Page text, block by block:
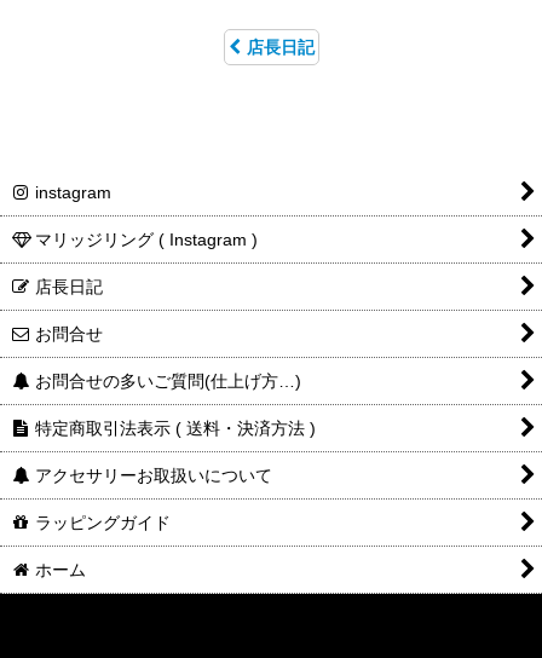
店長日記
instagram
マリッジリング ( Instagram )
店長日記
お問合せ
お問合せの多いご質問(仕上げ方…)
特定商取引法表示 ( 送料・決済方法 )
アクセサリーお取扱いについて
ラッピングガイド
ホーム